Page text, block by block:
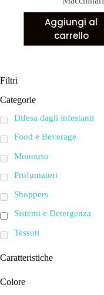
Aggiungi al
carrello
Filtri
Categorie
Difesa dagli infestanti
Food e Beverage
Monouso
Profumatori
Shoppers
Sistemi e Detergenza
Tessuti
Caratteristiche
Colore